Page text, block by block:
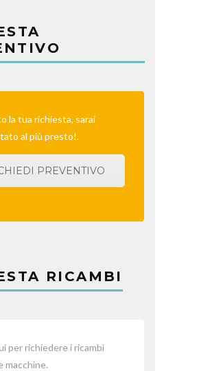
la tua richiesta, sarai
al più presto!.
PREVENTIVO
RICAMBI
per richiedere i ricambi
macchine.